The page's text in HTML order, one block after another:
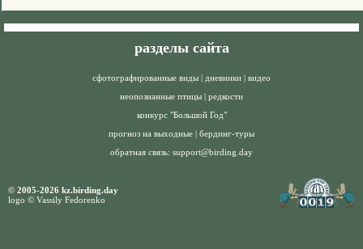
разделы сайта
сфотографированные виды | дневники | видео
неопознанные птицы | редкости
конкурс "Большой Год"
прогноз на выходные | бердинг-туры
обратная связь: support@birding.day
© 2005-2026 kz.birding.day
logo © Vassily Fedorenko